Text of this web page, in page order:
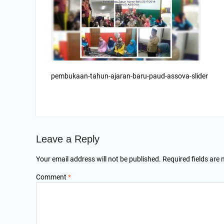
pembukaan-tahun-ajaran-baru-paud-assova-slider
Leave a Reply
Your email address will not be published. Required fields are
Comment *